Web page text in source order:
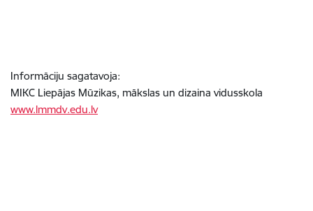
Informāciju sagatavoja:
MIKC Liepājas Mūzikas, mākslas un dizaina vidusskola
www.lmmdv.edu.lv